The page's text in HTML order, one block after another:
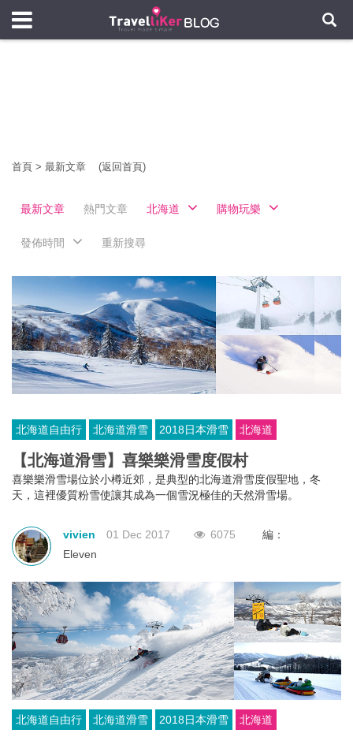
首頁 > 最新文章 (返回首頁)
最新文章 熱門文章 北海道 購物玩樂
發佈時間 重新搜尋
北海道自由行 北海道滑雪 2018日本滑雪 北海道
【北海道滑雪】喜樂樂滑雪度假村
喜樂樂滑雪場位於小樽近郊，是典型的北海道滑雪度假聖地，冬
天，這裡優質粉雪使讓其成為一個雪況極佳的天然滑雪場。
vivien 01 Dec 2017 6075
編：
Eleven
北海道自由行 北海道滑雪 2018日本滑雪 北海道